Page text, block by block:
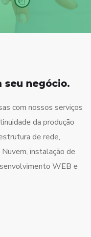
seu negócio.
com nossos serviços
da produção
de rede,
instalação de
WEB e